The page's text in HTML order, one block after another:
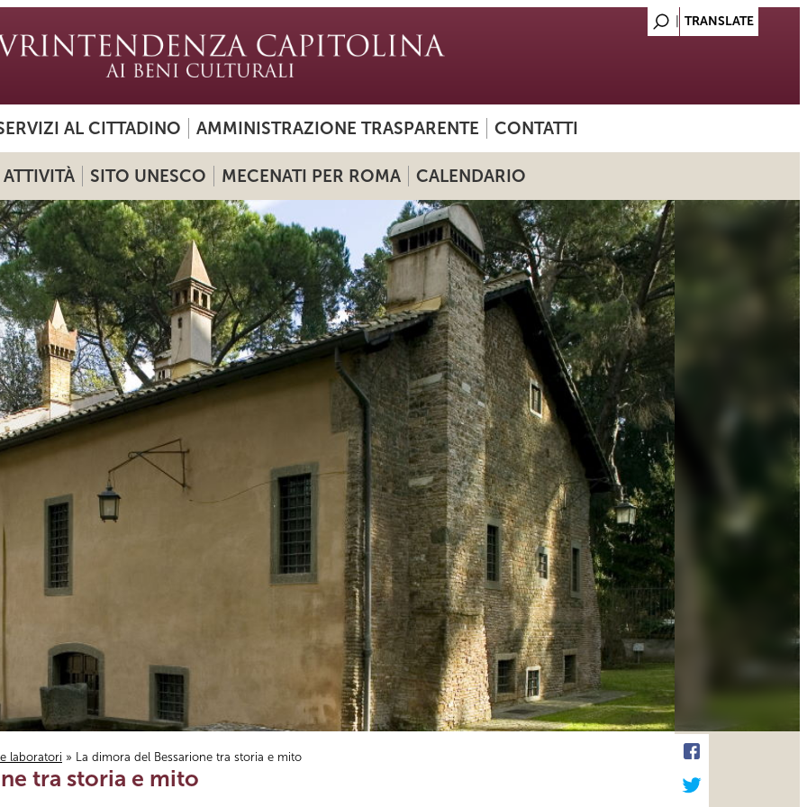
AL CITTADINO AMMINISTRAZIONE TRASPARENTE CONTATTI
ATTIVITÀ SITO UNESCO MECENATI PER ROMA CALENDARIO
laboratori » La dimora del Bessarione tra storia e mito
tra storia e mito